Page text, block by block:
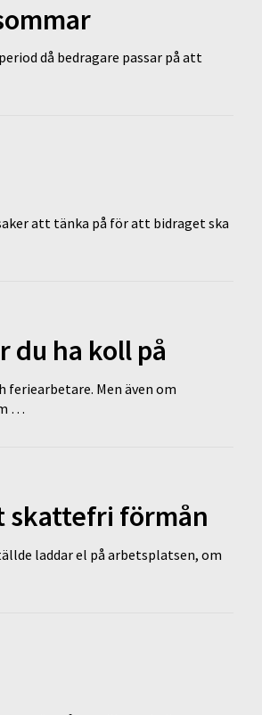
då bedragare passar på att
att tänka på för att bidraget ska
du ha koll på
Men även om
…
skattefri förmån
laddar el på arbetsplatsen, om